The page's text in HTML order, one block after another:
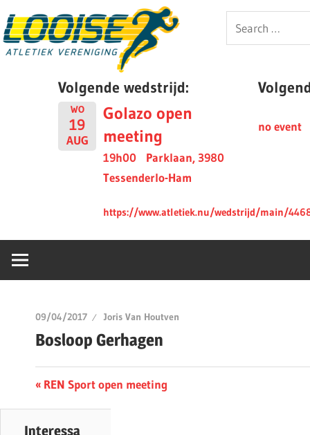
to
content
Looise
Search
for:
Volgende wedstrijd:
WO
19
AUG
Golazo open
meeting
19h00
Parklaan, 3980
Tessenderlo-Ham
https://www.atletiek.nu/wedstrijd/main/
no event
09/04/2017 Joris Van Houtven
Bosloop Gerhagen
Berichtnavigatie
Previous
REN Sport open meeting
Interessa